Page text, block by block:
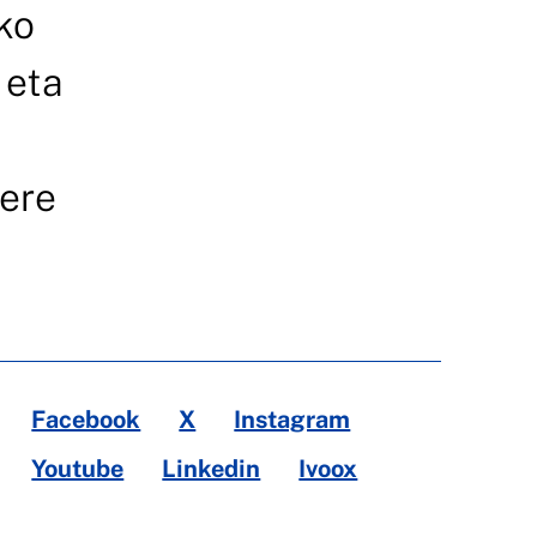
Facebook X
Instagram
Youtube
Linkedin Ivoox